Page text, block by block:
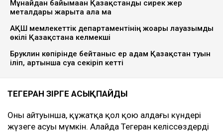
Мұнайдан байымаған Қазақстанды сирек жер
металдары жарыта ала ма
АҚШ мемлекеттік департаментінің жоғары лауазымды
өкілі Қазақстанға келмекші
Бруклин көпірінде бейтаныс ер адам Қазақстан туын
іліп, артынша суға секіріп кетті
ТЕГЕРАН ӘЗІРГЕ АСЫҚПАЙДЫ
Оның айтуынша, құжатқа қол қою алдағы күндері
жүзеге асуы мүмкін. Алайда Тегеран келіссөздердің